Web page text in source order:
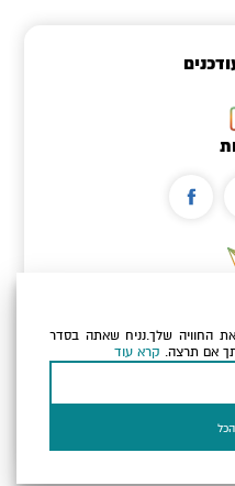
הלמדיניות הפרטיות ולמדיניות
החוויה שלך.נניח שאתה בסדר
אם תרצה. קרא עוד